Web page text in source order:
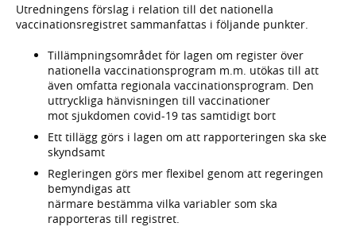
Utredningens förslag i relation till det nationella
vaccinationsregistret sammanfattas i följande punkter.
Tillämpningsområdet för lagen om register över
nationella vaccinationsprogram m.m. utökas till att
även omfatta regionala vaccinationsprogram. Den
uttryckliga hänvisningen till vaccinationer
mot sjukdomen covid-19 tas samtidigt bort
Ett tillägg görs i lagen om att rapporteringen ska ske
skyndsamt
Regleringen görs mer flexibel genom att regeringen
bemyndigas att
närmare bestämma vilka variabler som ska
rapporteras till registret.